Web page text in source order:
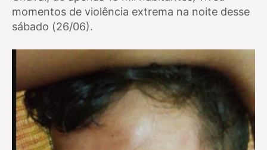
momentos de violência extrema na noite desse
sábado (26/06).